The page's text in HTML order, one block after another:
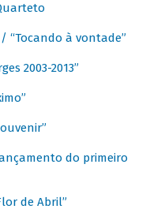
“Tocando à vontade”
2003-2013”
do primeiro
de Abril”